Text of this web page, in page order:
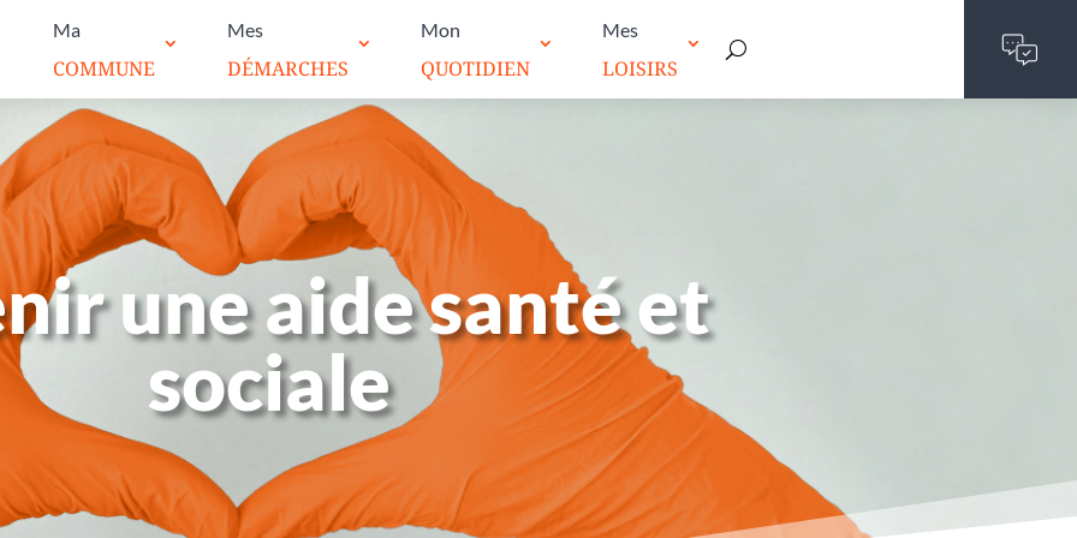
Ma
COMMUNE
Mes
DÉMARCHES
Mon
QUOTIDIEN
Mes
LOISIRS
une aide santé et
sociale